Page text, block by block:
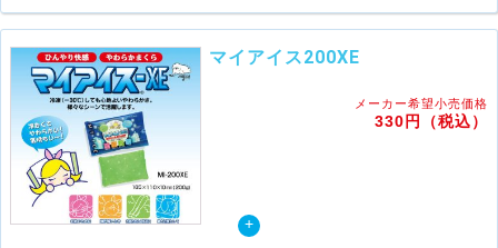
マイアイス200XE
メーカー希望小売価格
330円（税込）